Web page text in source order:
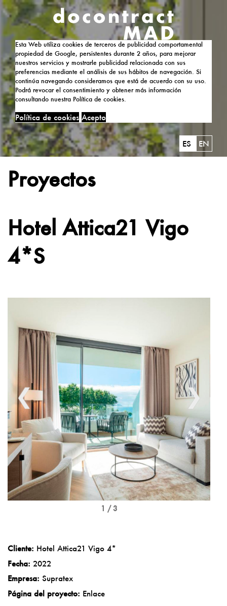
Esta Web utiliza cookies de terceros de publicidad comportamental
propiedad de Google, persistentes durante 2 años, para mejorar
nuestros servicios y mostrarle publicidad relacionada con sus
preferencias mediante el análisis de sus hábitos de navegación. Si
continúa navegando consideramos que está de acuerdo con su uso.
Podrá revocar el consentimiento y obtener más información
consultando nuestra Política de cookies.
Política de cookies Acepto
ES EN
Proyectos
Hotel Attica21 Vigo
4*S
❮ ❯
1 / 3
Cliente: Hotel Attica21 Vigo 4*
Fecha: 2022
Empresa: Supratex
Página del proyecto: Enlace